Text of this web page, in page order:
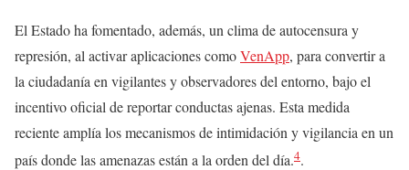
El Estado ha fomentado, además, un clima de autocensura y
represión, al activar aplicaciones comoVenApp, para convertir a
la ciudadanía en vigilantes y observadores del entorno, bajo el
incentivo oficial de reportar conductas ajenas. Esta medida
reciente amplía los mecanismos de intimidación y vigilancia en un
país donde las amenazas están a la orden del día.4.